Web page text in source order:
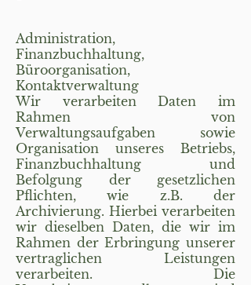
Administration,
Finanzbuchhaltung,
Büroorganisation,
Kontaktverwaltung
Wir verarbeiten Daten im
Rahmen von
Verwaltungsaufgaben sowie
Organisation unseres Betriebs,
Finanzbuchhaltung und
Befolgung der gesetzlichen
Pflichten, wie z.B. der
Archivierung. Hierbei verarbeiten
wir dieselben Daten, die wir im
Rahmen der Erbringung unserer
vertraglichen Leistungen
verarbeiten. Die